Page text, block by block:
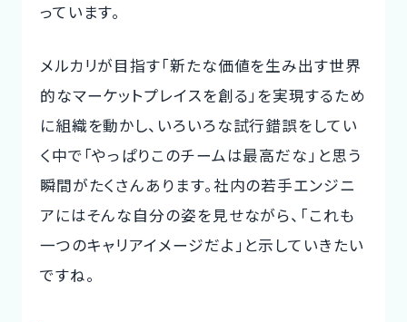
っています。
メルカリが目指す「新たな価値を生み出す世界
的なマーケットプレイスを創る」を実現するため
に組織を動かし、いろいろな試行錯誤をしてい
く中で「やっぱりこのチームは最高だな」と思う
瞬間がたくさんあります。社内の若手エンジニ
アにはそんな自分の姿を見せながら、「これも
一つのキャリアイメージだよ」と示していきたい
ですね。